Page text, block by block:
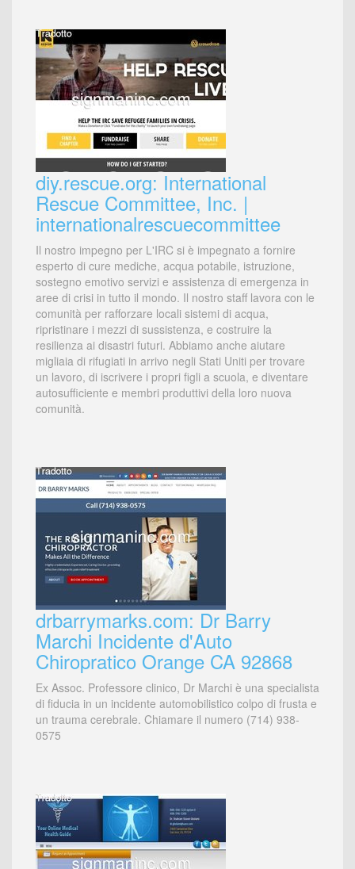
diy.rescue.org: International
Rescue Committee, Inc. |
internationalrescuecommittee
Il nostro impegno per L'IRC si è impegnato a fornire
esperto di cure mediche, acqua potabile, istruzione,
sostegno emotivo servizi e assistenza di emergenza in
aree di crisi in tutto il mondo. Il nostro staff lavora con le
comunità per rafforzare locali sistemi di acqua,
ripristinare i mezzi di sussistenza, e costruire la
resilienza ai disastri futuri. Abbiamo anche aiutare
migliaia di rifugiati in arrivo negli Stati Uniti per trovare
un lavoro, di iscrivere i propri figli a scuola, e diventare
autosufficiente e membri produttivi della loro nuova
comunità.
drbarrymarks.com: Dr Barry
Marchi Incidente d'Auto
Chiropratico Orange CA 92868
Ex Assoc. Professore clinico, Dr Marchi è una specialista
di fiducia in un incidente automobilistico colpo di frusta e
un trauma cerebrale. Chiamare il numero (714) 938-
0575